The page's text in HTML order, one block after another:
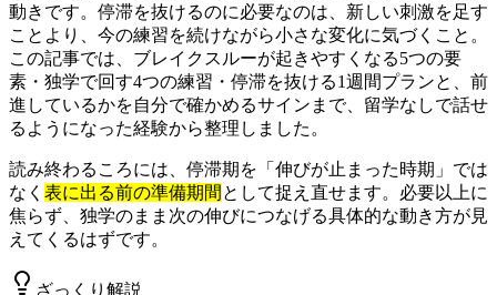
動きです。停滞を抜けるのに必要なのは、新しい刺激を足す
ことより、今の練習を続けながら小さな変化に気づくこと。
この記事では、ブレイクスルーが起きやすくなる5つの要
素・独学で回す4つの練習・停滞を抜ける1週間プランと、前
進しているかを自分で確かめるサインまで、留学なしで話せ
るようになった経験から整理しました。
読み終わるころには、停滞期を「伸びが止まった時期」では
なく 表に出る前の準備期間 として捉え直せます。必要以上に
焦らず、独学のまま次の伸びにつなげる具体的な動き方が見
えてくるはずです。
ざっくり解説